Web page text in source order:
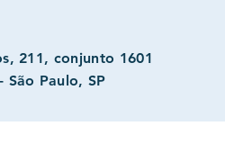
211, conjunto 1601
São Paulo, SP